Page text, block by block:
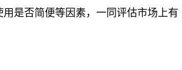
是否简便等因素，一同评估市场上有